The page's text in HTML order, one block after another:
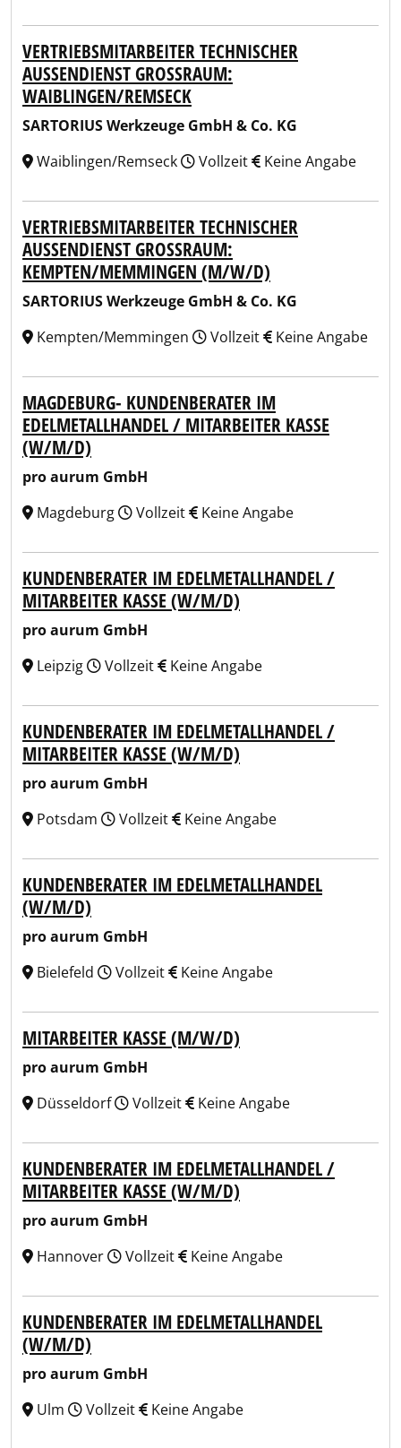
VERTRIEBSMITARBEITER TECHNISCHER
AUSSENDIENST GROSSRAUM: WA
IBLINGEN/REMSECK
SARTORIUS Werkzeuge GmbH & Co. KG
Waiblingen/Remseck
Vollzeit Keine Angabe
VERTRIEBSMITARBEITER TECHNISCHER
AUSSENDIENST GROSSRAUM: KE
MPTEN/MEMMINGEN (M/W/D)
SARTORIUS Werkzeuge GmbH & Co. KG
Kempten/Memmingen
Vollzeit Keine Angabe
MAGDEBURG- KUNDENBERATER IM
EDELMETALLHANDEL / MITARBEITER KASSE
(W/M/D)
pro aurum GmbH
Magdeburg
Vollzeit Keine Angabe
KUNDENBERATER IM EDELMETALLHANDEL /
MITARBEITER KASSE (W/M/D)
pro aurum GmbH
Leipzig
Vollzeit Keine Angabe
KUNDENBERATER IM EDELMETALLHANDEL /
MITARBEITER KASSE (W/M/D)
pro aurum GmbH
Potsdam
Vollzeit Keine Angabe
KUNDENBERATER IM EDELMETALLHANDEL
(W/M/D)
pro aurum GmbH
Bielefeld
Vollzeit Keine Angabe
MITARBEITER KASSE (M/W/D)
pro aurum GmbH
Düsseldorf
Vollzeit Keine Angabe
KUNDENBERATER IM EDELMETALLHANDEL /
MITARBEITER KASSE (W/M/D)
pro aurum GmbH
Hannover
Vollzeit Keine Angabe
KUNDENBERATER IM EDELMETALLHANDEL
(W/M/D)
pro aurum GmbH
Ulm
Vollzeit Keine Angabe